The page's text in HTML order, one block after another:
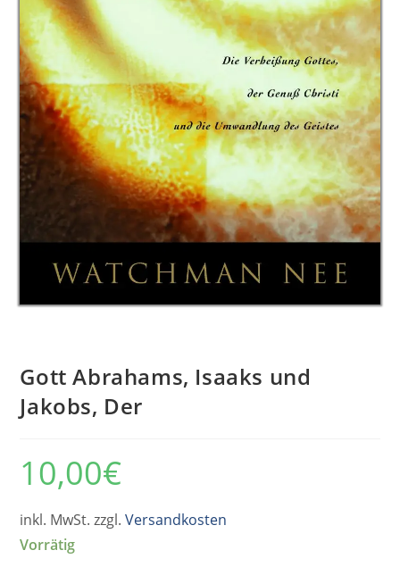
Gott Abrahams, Isaaks und
Jakobs, Der
10,00€
inkl. MwSt. zzgl.Versandkosten
Vorrätig